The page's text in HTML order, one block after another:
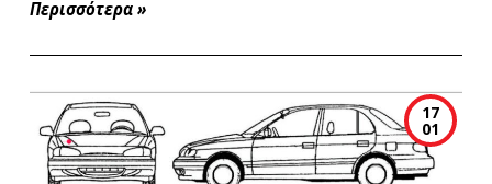
Περισσότερα »
17
01